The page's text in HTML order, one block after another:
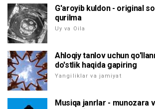
G'aroyib kuldon - original
qurilma
Uy va Oila
Ahloqiy tanlov uchun
do'stlik haqida gapiring
Yangiliklar va jamiyat
Musiqa janrlar - munozara